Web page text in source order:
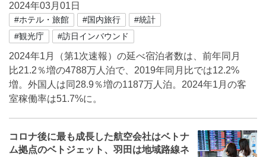
2024年03月01日
#ホテル・旅館 #国内旅行
#統計
#観光庁
#訪日インバウンド
2024年1月（第1次速報）の延べ宿泊者数は、前年同月
比21.2％増の4788万人泊で、2019年同月比では12.2%
増。外国人は同28.9％増の1187万人泊。2024年1月の客
室稼働率は51.7%に。
コロナ後に最も成長した航空会社はベトナ
ム拠点のベトジェット、羽田は地域路線ネ